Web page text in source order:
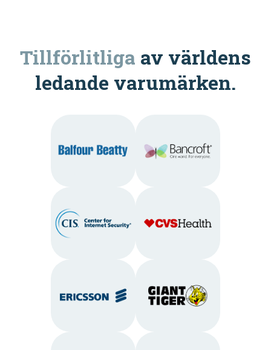
Tillförlitliga av världens
ledande varumärken.